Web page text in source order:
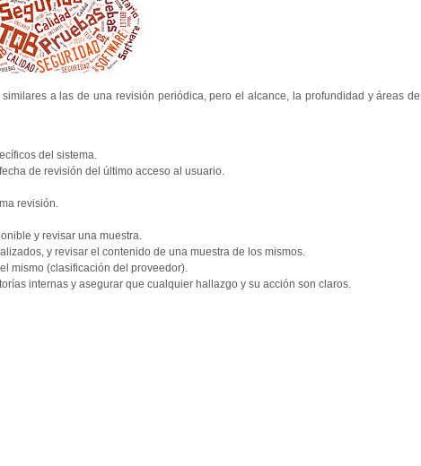
a las de una revisión periódica, pero el alcance, la profundidad y áreas de
del sistema.
de revisión del último acceso al usuario.
revisión.
y revisar una muestra.
y revisar el contenido de una muestra de los mismos.
mismo (clasificación del proveedor).
internas y asegurar que cualquier hallazgo y su acción son claros.